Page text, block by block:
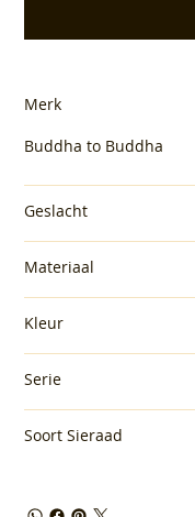
Merk
Buddha to Buddha
Geslacht
Materiaal
Kleur
Serie
Soort Sieraad